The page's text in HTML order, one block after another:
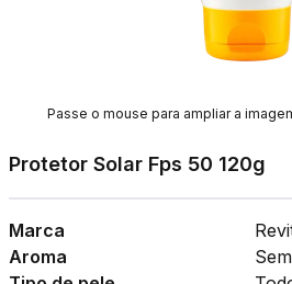
Passe o mouse para ampliar a
Protetor Solar Fps 50 120g
Marca
Aroma